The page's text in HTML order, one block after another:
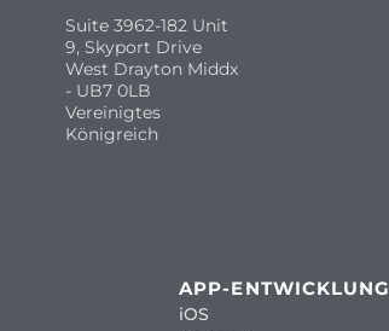
Suite 3962-182 Unit
9, Skyport Drive
West Drayton Middx
- UB7 0LB
Vereinigtes
Königreich
APP-ENTWICKLUNG
iOS